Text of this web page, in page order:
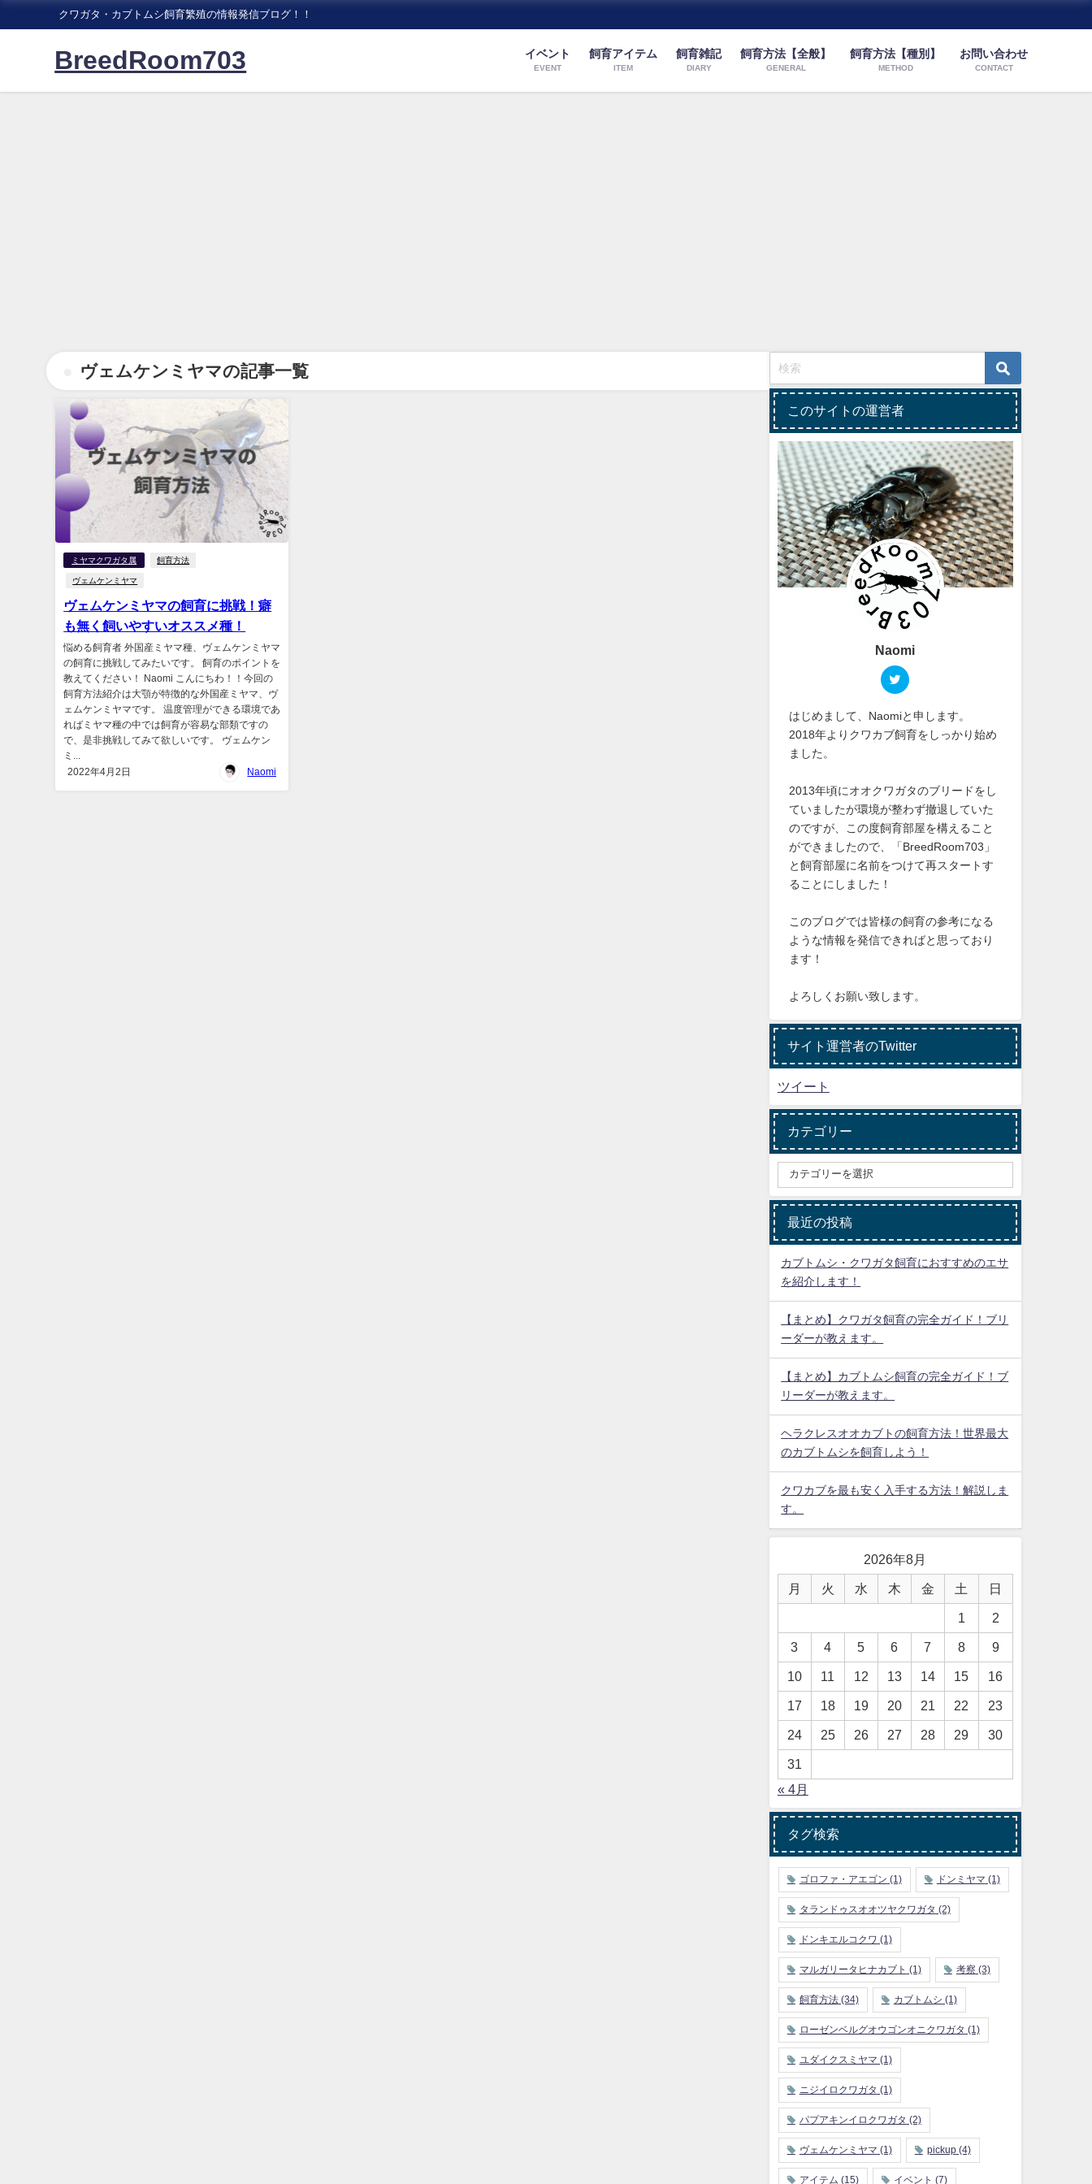
クワガタ・カブトムシ飼育繁殖の情報発信ブログ！！
BreedRoom703 イベント
EVENT
飼育アイテム
ITEM
飼育雑記
DIARY
飼育方法【全般】
GENERAL
飼育方法【種別】
METHOD
お問い合わせ
CONTACT
ヴェムケンミヤマの記事一覧
ミヤマクワガタ属 飼育方法
ヴェムケンミヤマ
ヴェムケンミヤマの飼育に挑戦！癖
も無く飼いやすいオススメ種！
悩める飼育者 外国産ミヤマ種、ヴェムケンミヤマ
の飼育に挑戦してみたいです。 飼育のポイントを
教えてください！ Naomi こんにちわ！！今回の
飼育方法紹介は大顎が特徴的な外国産ミヤマ、ヴ
ェムケンミヤマです。 温度管理ができる環境であ
ればミヤマ種の中では飼育が容易な部類ですの
で、是非挑戦してみて欲しいです。 ヴェムケン
ミ...
2022年4月2日
Naomi
このサイトの運営者
Naomi
はじめまして、Naomiと申します。
2018年よりクワカブ飼育をしっかり始め
ました。
2013年頃にオオクワガタのブリードをし
ていましたが環境が整わず撤退していた
のですが、この度飼育部屋を構えること
ができましたので、「BreedRoom703」
と飼育部屋に名前をつけて再スタートす
ることにしました！
このブログでは皆様の飼育の参考になる
ような情報を発信できればと思っており
ます！
よろしくお願い致します。
サイト運営者のTwitter
ツイート
カテゴリー
最近の投稿
カブトムシ・クワガタ飼育におすすめのエサ
を紹介します！
【まとめ】クワガタ飼育の完全ガイド！ブリ
ーダーが教えます。
【まとめ】カブトムシ飼育の完全ガイド！ブ
リーダーが教えます。
ヘラクレスオオカブトの飼育方法！世界最大
のカブトムシを飼育しよう！
クワカブを最も安く入手する方法！解説しま
す。
2026年8月
月 火 水 木 金 土 日
1 2
3 4 5 6 7 8 9
10 11 12 13 14 15 16
17 18 19 20 21 22 23
24 25 26 27 28 29 30
31
« 4月
タグ検索
ゴロファ・アエゴン (1) ドンミヤマ (1)
タランドゥスオオツヤクワガタ (2)
ドンキエルコクワ (1)
マルガリータヒナカブト (1) 考察 (3)
飼育方法(34) カブトムシ (1)
ローゼンベルグオウゴンオニクワガタ (1)
ユダイクスミヤマ (1)
ニジイロクワガタ (1)
パプアキンイロクワガタ (2)
ヴェムケンミヤマ (1) pickup(4)
アイテム (15) イベント (7)